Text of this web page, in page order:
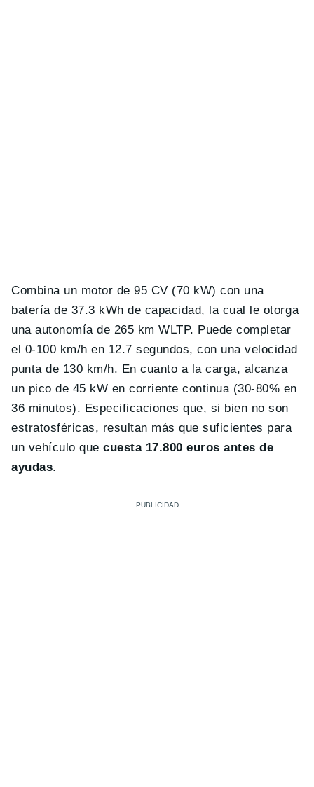
Combina un motor de 95 CV (70 kW) con una
batería de 37.3 kWh de capacidad, la cual le otorga
una autonomía de 265 km WLTP. Puede completar
el 0-100 km/h en 12.7 segundos, con una velocidad
punta de 130 km/h. En cuanto a la carga, alcanza
un pico de 45 kW en corriente continua (30-80% en
36 minutos). Especificaciones que, si bien no son
estratosféricas, resultan más que suficientes para
un vehículo que cuesta 17.800 euros antes de
ayudas.